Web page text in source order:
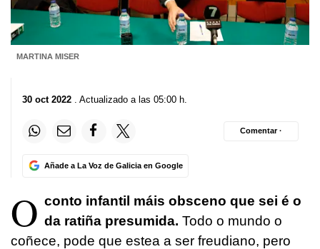
MARTINA MISER
30 oct 2022 . Actualizado a las 05:00 h.
Añade a La Voz de Galicia en Google
Comentar ·
O conto infantil máis obsceno que sei é o
da ratiña presumida. Todo o mundo o
coñece, pode que estea a ser freudiano, pero